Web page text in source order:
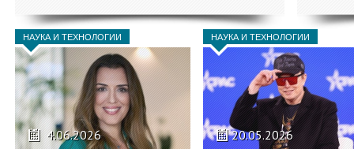
НАУКА И ТЕХНОЛОГИИ
4.06.2026
НАУКА И ТЕХНОЛОГИИ
20.05.2026